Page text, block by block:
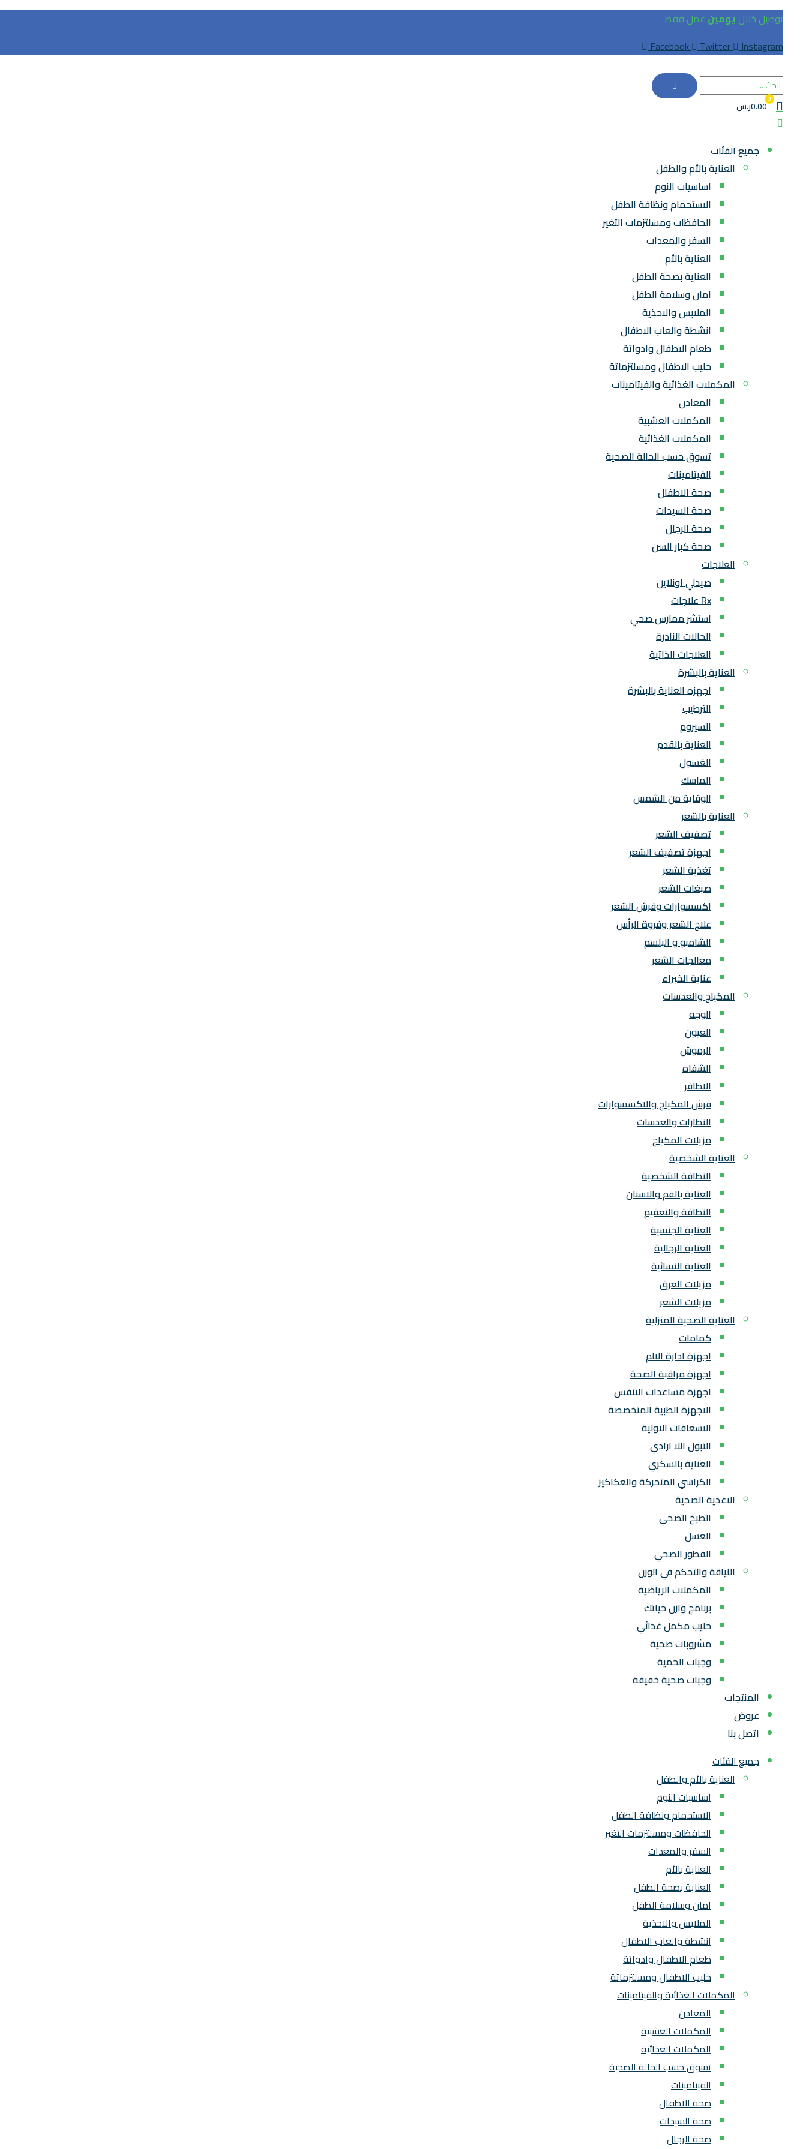
توصيل خلال يومين عمل فقط
Facebook Twitter Instagram
00.00ر.س
جميع الفئات
العناية بالأم والطفل
اساسيات النوم
الاستحمام ونظافة الطفل
الحافظات ومسلتزمات التغير
السفر والمعدات
العناية بالأم
العناية بصحة الطفل
امان وسلامة الطفل
الملابس والاحذية
انشطة والعاب الاطفال
طعام الاطفال وادواتة
حليب الاطفال ومسلتزماتة
المكملات الغذائية والفيتامينات
المعادن
المكملات العشبية
المكملات الغذائية
تسوق حسب الحالة الصحية
الفيتامينات
صحة الاطفال
صحة السيدات
صحة الرجال
صحة كبار السن
العلاجات
صيدلي اونلاين
Rx علاجات
استشر ممارس صحي
الحالات النادرة
العلاجات الذاتية
العناية بالبشرة
اجهزه العناية بالبشرة
الترطيب
السيروم
العناية بالقدم
الغسول
الماسك
الوقاية من الشمس
العناية بالشعر
تصفيف الشعر
اجهزة تصفيف الشعر
تغذية الشعر
صبغات الشعر
اكسسوارات وفرش الشعر
علاج الشعر وفروة الرأس
الشامبو و البلسم
معالجات الشعر
عناية الخبراء
المكياج والعدسات
الوجه
العيون
الرموش
الشفاه
الاظافر
فرش المكياج والاكسسوارات
النظارات والعدسات
مزيلات المكياج
العناية الشخصية
النظافة الشخصية
العناية بالفم والاسنان
النظافة والتعقيم
العناية الجنسية
العناية الرجالية
العناية النسائية
مزيلات العرق
مزيلات الشعر
العناية الصحية المنزلية
كمامات
اجهزة ادارة الالم
اجهزة مراقبة الصحة
اجهزة مساعدات التنفس
الاجهزة الطبية المتخصصة
الاسعافات الاولية
التبول اللا ارادي
العناية بالسكري
الكراسي المتحركة والعكاكيز
الاغذية الصحية
الطبخ الصحي
العسل
الفطور الصحي
اللياقة والتحكم في الوزن
المكملات الرياضية
برنامج وازن حياتك
حليب مكمل غذائي
مشروبات صحية
وجبات الحمية
وجبات صحية خفيفة
المنتجات
عروض
اتصل بنا
جميع الفئات
العناية بالأم والطفل
اساسيات النوم
الاستحمام ونظافة الطفل
الحافظات ومسلتزمات التغير
السفر والمعدات
العناية بالأم
العناية بصحة الطفل
امان وسلامة الطفل
الملابس والاحذية
انشطة والعاب الاطفال
طعام الاطفال وادواتة
حليب الاطفال ومسلتزماتة
المكملات الغذائية والفيتامينات
المعادن
المكملات العشبية
المكملات الغذائية
تسوق حسب الحالة الصحية
الفيتامينات
صحة الاطفال
صحة السيدات
صحة الرجال